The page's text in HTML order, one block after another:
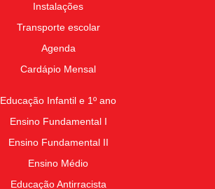
Instalações
Transporte escolar
Agenda
Cardápio Mensal
Educação Infantil e 1º ano
Ensino Fundamental I
Ensino Fundamental II
Ensino Médio
Educação Antirracista